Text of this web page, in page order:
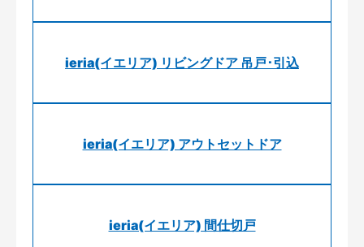
ieria(イエリア) リビングドア 吊戸･引込
ieria(イエリア) アウトセットドア
ieria(イエリア) 間仕切戸